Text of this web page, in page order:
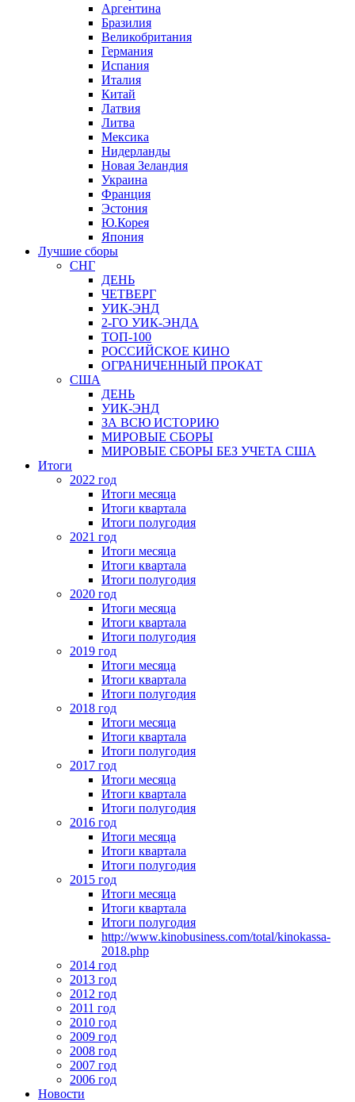
Аргентина
Бразилия
Великобритания
Германия
Испания
Италия
Китай
Латвия
Литва
Мексика
Нидерланды
Новая Зеландия
Украина
Франция
Эстония
Ю.Корея
Япония
Лучшие сборы
СНГ
ДЕНЬ
ЧЕТВЕРГ
УИК-ЭНД
2-ГО УИК-ЭНДА
ТОП-100
РОССИЙСКОЕ КИНО
ОГРАНИЧЕННЫЙ ПРОКАТ
США
ДЕНЬ
УИК-ЭНД
ЗА ВСЮ ИСТОРИЮ
МИРОВЫЕ СБОРЫ
МИРОВЫЕ СБОРЫ БЕЗ УЧЕТА США
Итоги
2022 год
Итоги месяца
Итоги квартала
Итоги полугодия
2021 год
Итоги месяца
Итоги квартала
Итоги полугодия
2020 год
Итоги месяца
Итоги квартала
Итоги полугодия
2019 год
Итоги месяца
Итоги квартала
Итоги полугодия
2018 год
Итоги месяца
Итоги квартала
Итоги полугодия
2017 год
Итоги месяца
Итоги квартала
Итоги полугодия
2016 год
Итоги месяца
Итоги квартала
Итоги полугодия
2015 год
Итоги месяца
Итоги квартала
Итоги полугодия
http://www.kinobusiness.com/total/kinokassa-
2018.php
2014 год
2013 год
2012 год
2011 год
2010 год
2009 год
2008 год
2007 год
2006 год
Новости